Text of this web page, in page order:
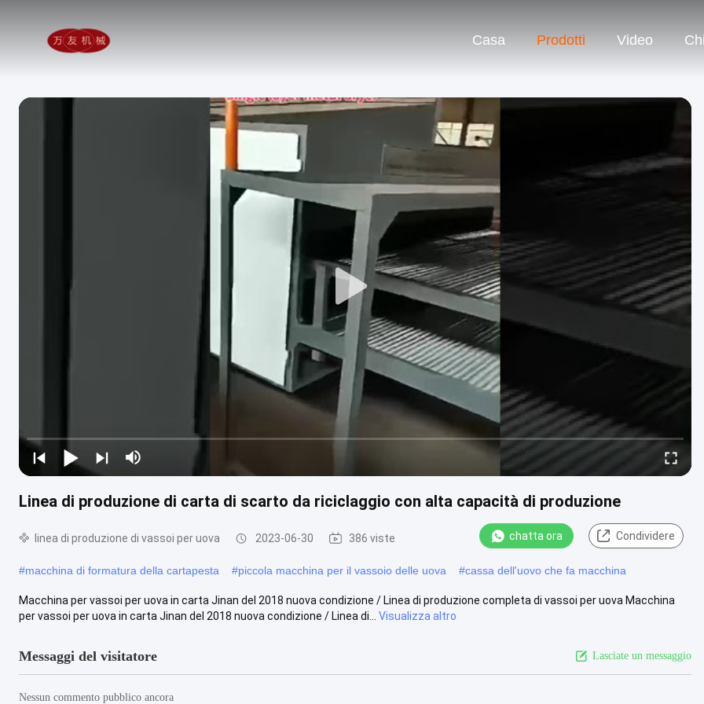
Casa Prodotti Video
Linea di produzione di carta di scarto da riciclaggio con alta capacità di produzione
linea di produzione di vassoi per uova 2023-06-30 386 viste chatta ora Condividere
#macchina di formatura della cartapesta #piccola macchina per il vassoio delle uova #cassa dell'uovo che fa macchina
Macchina per vassoi per uova in carta Jinan del 2018 nuova condizione / Linea di produzione completa di vassoi per uova Macchina
per vassoi per uova in carta Jinan del 2018 nuova condizione / Linea di...
Visualizza altro
Messaggi del visitatore Lasciate un messaggio
Nessun commento pubblico ancora